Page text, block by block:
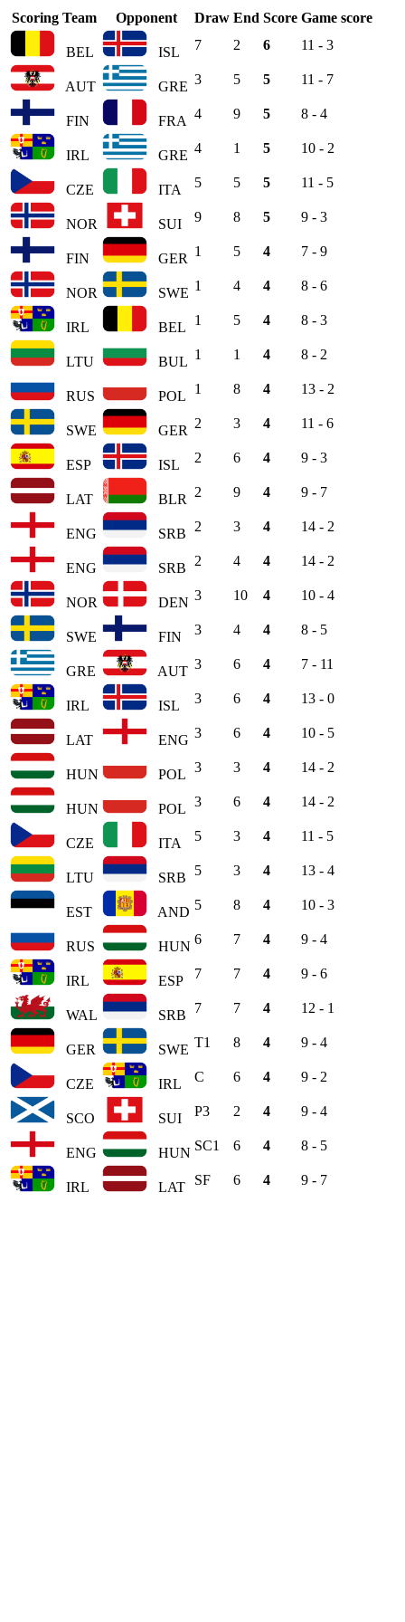
Scoring Team Opponent Draw End Score Game score
BEL ISL 7 2 6 11 - 3
AUT GRE 3 5 5 11 - 7
FIN FRA 4 9 5 8 - 4
IRL GRE 4 1 5 10 - 2
CZE ITA 5 5 5 11 - 5
NOR SUI 9 8 5 9 - 3
FIN GER 1 5 4 7 - 9
NOR SWE 1 4 4 8 - 6
IRL BEL 1 5 4 8 - 3
LTU BUL 1 1 4 8 - 2
RUS POL 1 8 4 13 - 2
SWE GER 2 3 4 11 - 6
ESP ISL 2 6 4 9 - 3
LAT BLR 2 9 4 9 - 7
ENG SRB 2 3 4 14 - 2
ENG SRB 2 4 4 14 - 2
NOR DEN 3 10 4 10 - 4
SWE FIN 3 4 4 8 - 5
GRE AUT 3 6 4 7 - 11
IRL ISL 3 6 4 13 - 0
LAT ENG 3 6 4 10 - 5
HUN POL 3 3 4 14 - 2
HUN POL 3 6 4 14 - 2
CZE ITA 5 3 4 11 - 5
LTU SRB 5 3 4 13 - 4
EST AND 5 8 4 10 - 3
RUS HUN 6 7 4 9 - 4
IRL ESP 7 7 4 9 - 6
WAL SRB 7 7 4 12 - 1
GER SWE T1 8 4 9 - 4
CZE IRL C 6 4 9 - 2
SCO SUI P3 2 4 9 - 4
ENG HUN SC1 6 4 8 - 5
IRL LAT SF 6 4 9 - 7